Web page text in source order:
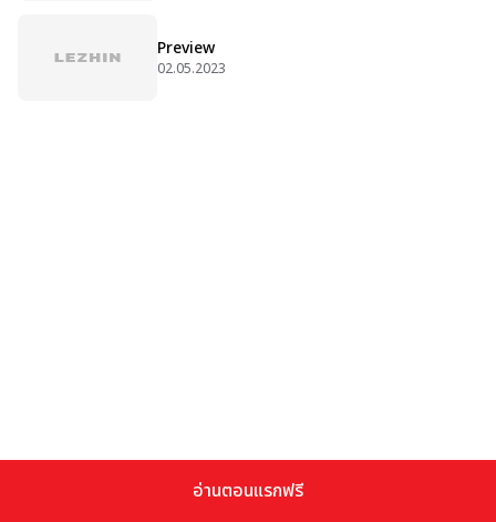
Preview
02.05.2023
อ่านตอนแรกฟรี